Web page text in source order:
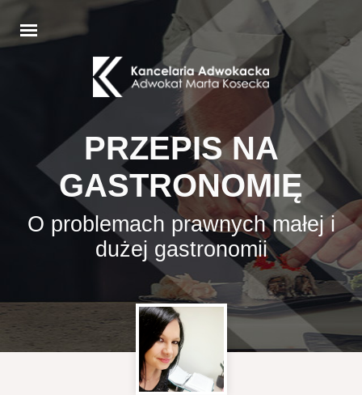
PRZEPIS NA
GASTRONOMIĘ
O problemach prawnych małej i
dużej gastronomii